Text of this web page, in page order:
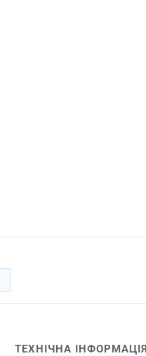
ТЕХНІЧНА ІНФОРМАЦІЯ